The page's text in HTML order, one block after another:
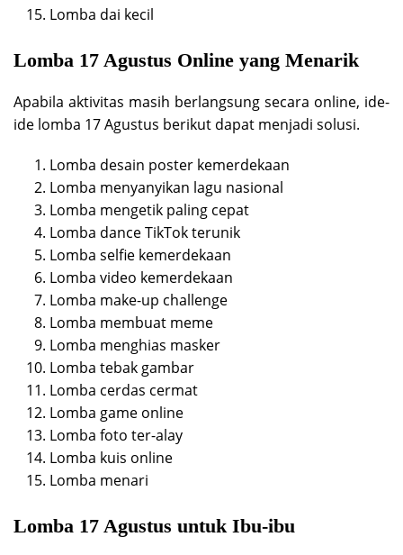
Lomba dai kecil
Lomba 17 Agustus Online yang Menarik
Apabila aktivitas masih berlangsung secara online, ide-
ide lomba 17 Agustus berikut dapat menjadi solusi.
Lomba desain poster kemerdekaan
Lomba menyanyikan lagu nasional
Lomba mengetik paling cepat
Lomba dance TikTok terunik
Lomba selfie kemerdekaan
Lomba video kemerdekaan
Lomba make-up challenge
Lomba membuat meme
Lomba menghias masker
Lomba tebak gambar
Lomba cerdas cermat
Lomba game online
Lomba foto ter-alay
Lomba kuis online
Lomba menari
Lomba 17 Agustus untuk Ibu-ibu